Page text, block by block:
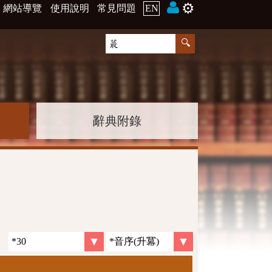
網站導覽 使用說明 常見問題 EN ⚙️
辭典附錄